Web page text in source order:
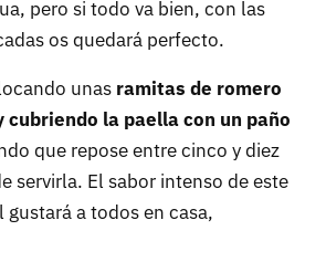
pero si todo va bien, con las
os quedará perfecto.
unas ramitas de romero
cubriendo la paella con un paño
que repose entre cinco y diez
servirla. El sabor intenso de este
a todos en casa,